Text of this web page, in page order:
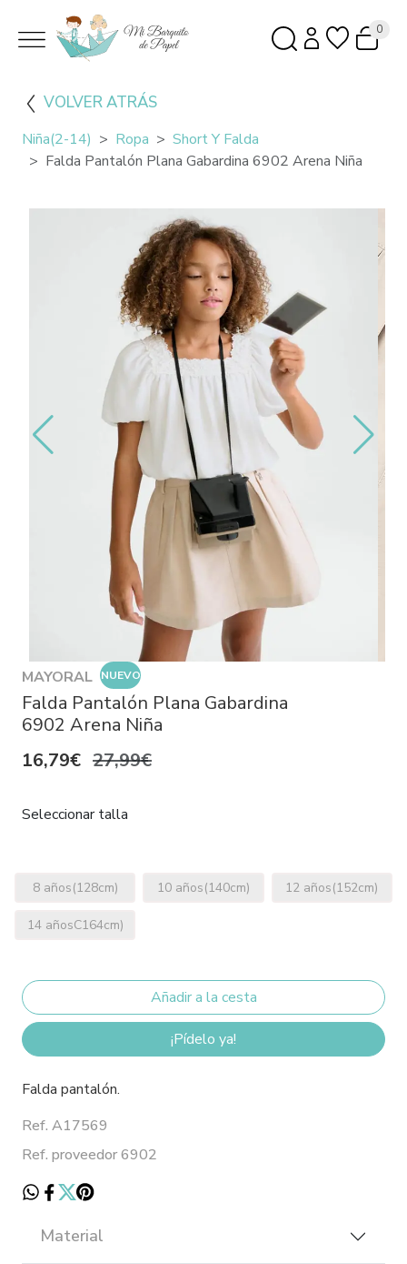
0
VOLVER ATRÁS
Niña(2-14) Ropa
Short Y Falda
Falda Pantalón Plana Gabardina 6902 Arena Niña
MAYORAL NUEVO
Falda Pantalón Plana Gabardina
6902 Arena Niña
16,79€ 27,99€
Seleccionar talla
8 años(128cm) 10 años(140cm) 12 años(152cm)
14 añosC164cm)
¡Pídelo ya!
Falda pantalón.
Ref. A17569
Ref. proveedor 6902
Material